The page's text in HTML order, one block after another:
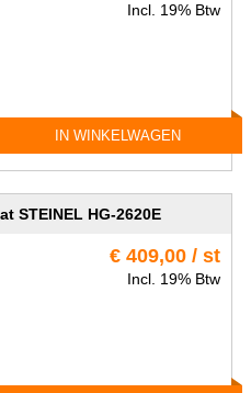
Incl. 19% Btw
IN WINKELWAGEN
STEINEL HG-2620E
€ 409,00 / st
Incl. 19% Btw